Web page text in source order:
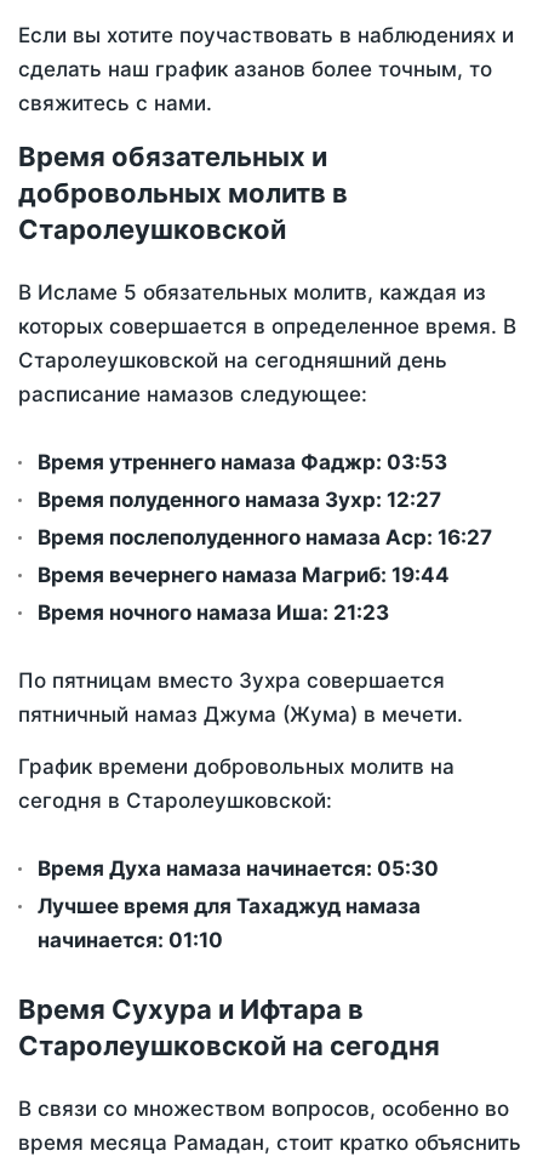
Если вы хотите поучаствовать в наблюдениях и
сделать наш график азанов более точным, то
свяжитесь с нами.
Время обязательных и
добровольных молитв в
Старолеушковской
В Исламе 5 обязательных молитв, каждая из
которых совершается в определенное время. В
Старолеушковской на сегодняшний день
расписание намазов следующее:
Время утреннего намаза Фаджр: 03:53
Время полуденного намаза Зухр: 12:27
Время послеполуденного намаза Аср: 16:27
Время вечернего намаза Магриб: 19:44
Время ночного намаза Иша: 21:23
По пятницам вместо Зухра совершается
пятничный намаз Джума (Жума) в мечети.
График времени добровольных молитв на
сегодня в Старолеушковской:
Время Духа намаза начинается: 05:30
Лучшее время для Тахаджуд намаза
начинается: 01:10
Время Сухура и Ифтара в
Старолеушковской на сегодня
В связи со множеством вопросов, особенно во
время месяца Рамадан, стоит кратко объяснить